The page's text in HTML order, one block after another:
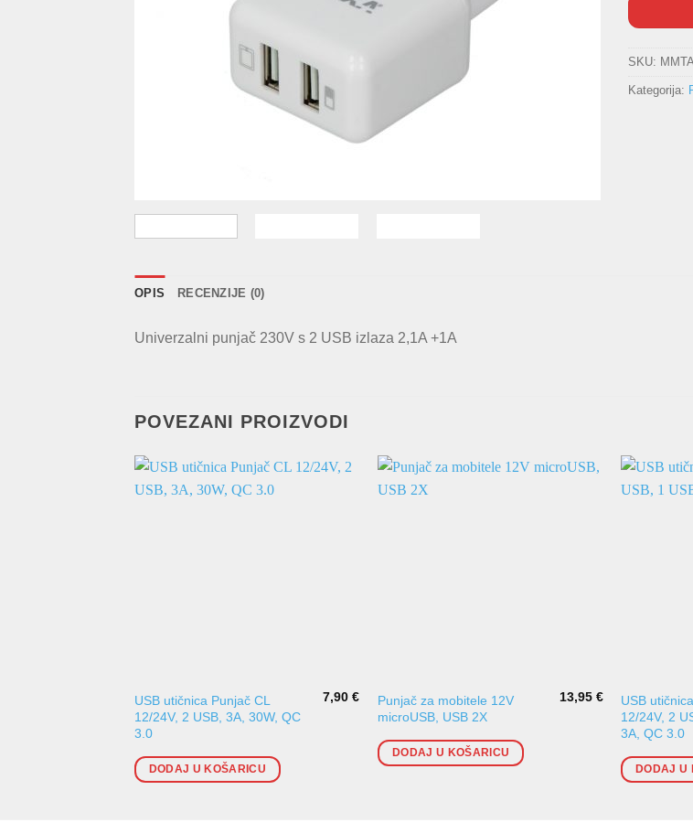
SKU:
Kategorija:
OPIS RECENZIJE (0)
Univerzalni punjač 230V s 2 USB izlaza 2,1A +1A
POVEZANI PROIZVODI
USB utičnica Punjač CL
12/24V, 2 USB, 3A, 30W, QC
3.0
7,90€
DODAJ U KOŠARICU
Punjač za mobitele 12V
microUSB, USB 2X
13,95 €
DODAJ U KOŠARICU
USB
12/24V, 2
3A, QC 3.0
DODAJ U